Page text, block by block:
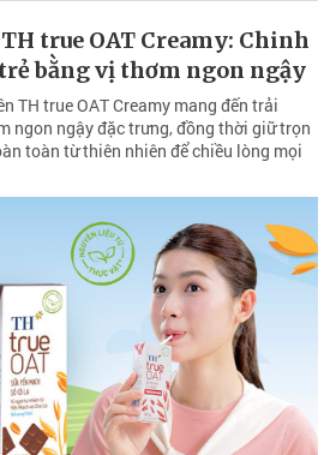
true OAT Creamy: Chinh
bằng vị thơm ngon ngậy
TH true OAT Creamy mang đến trải
ngon ngậy đặc trưng, đồng thời giữ trọn
toàn từ thiên nhiên để chiều lòng mọi